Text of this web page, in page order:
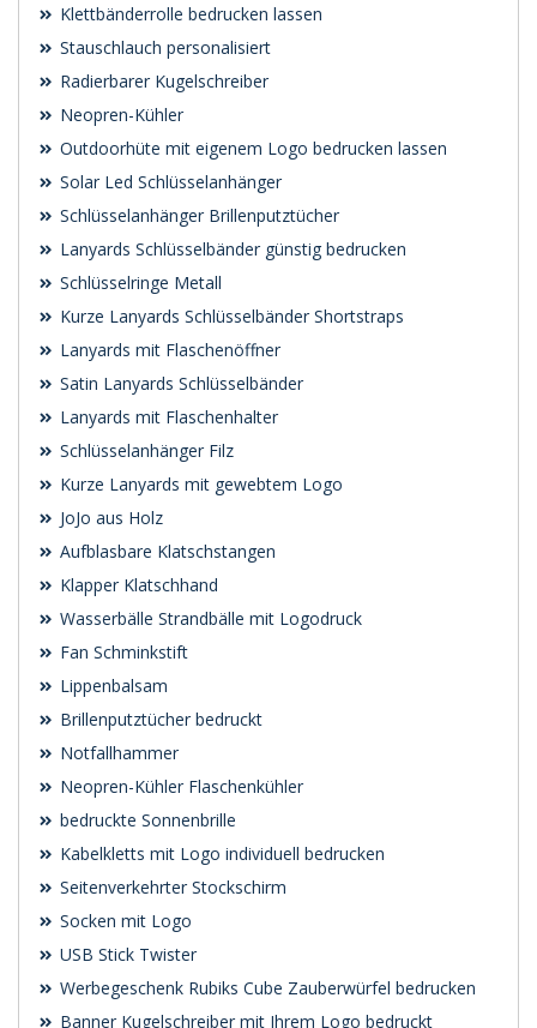
Klettbänderrolle bedrucken lassen
Stauschlauch personalisiert
Radierbarer Kugelschreiber
Neopren-Kühler
Outdoorhüte mit eigenem Logo bedrucken lassen
Solar Led Schlüsselanhänger
Schlüsselanhänger Brillenputztücher
Lanyards Schlüsselbänder günstig bedrucken
Schlüsselringe Metall
Kurze Lanyards Schlüsselbänder Shortstraps
Lanyards mit Flaschenöffner
Satin Lanyards Schlüsselbänder
Lanyards mit Flaschenhalter
Schlüsselanhänger Filz
Kurze Lanyards mit gewebtem Logo
JoJo aus Holz
Aufblasbare Klatschstangen
Klapper Klatschhand
Wasserbälle Strandbälle mit Logodruck
Fan Schminkstift
Lippenbalsam
Brillenputztücher bedruckt
Notfallhammer
Neopren-Kühler Flaschenkühler
bedruckte Sonnenbrille
Kabelkletts mit Logo individuell bedrucken
Seitenverkehrter Stockschirm
Socken mit Logo
USB Stick Twister
Werbegeschenk Rubiks Cube Zauberwürfel bedrucken
Banner Kugelschreiber mit Ihrem Logo bedruckt